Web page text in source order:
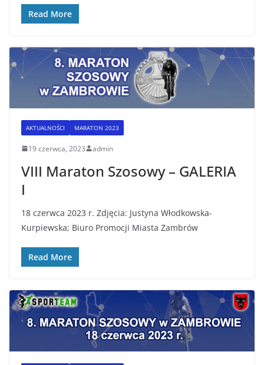
Read More
AKTUALNOŚCI MARATON 2023
19 czerwca, 2023 admin
VIII Maraton Szosowy – GALERIA
I
18 czerwca 2023 r. Zdjęcia: Justyna Włodkowska-
Kurpiewska; Biuro Promocji Miasta Zambrów
Read More